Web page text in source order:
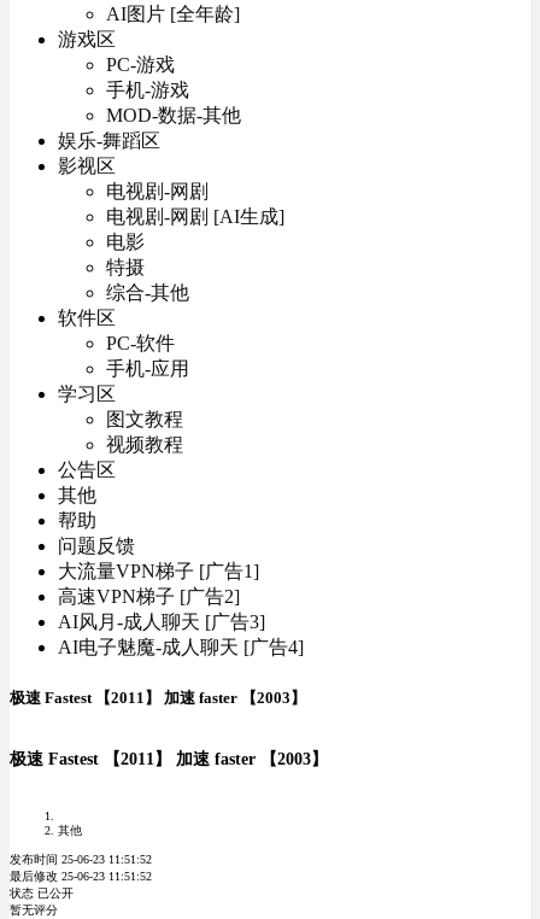
AI图片 [全年龄]
游戏区
PC-游戏
手机-游戏
MOD-数据-其他
娱乐-舞蹈区
影视区
电视剧-网剧
电视剧-网剧 [AI生成]
电影
特摄
综合-其他
软件区
PC-软件
手机-应用
学习区
图文教程
视频教程
公告区
其他
帮助
问题反馈
大流量VPN梯子 [广告1]
高速VPN梯子 [广告2]
AI风月-成人聊天 [广告3]
AI电子魅魔-成人聊天 [广告4]
极速 Fastest 【2011】 加速 faster 【2003】
极速 Fastest 【2011】 加速 faster 【2003】
其他
发布时间 25-06-23 11:51:52
最后修改 25-06-23 11:51:52
状态 已公开
暂无评分